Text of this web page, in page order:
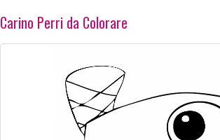
Carino Perri da Colorare